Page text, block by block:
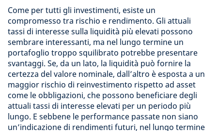
Come per tutti gli investimenti, esiste un
compromesso tra rischio e rendimento. Gli attuali
tassi di interesse sulla liquidità più elevati possono
sembrare interessanti, ma nel lungo termine un
portafoglio troppo squilibrato potrebbe presentare
svantaggi. Se, da un lato, la liquidità può fornire la
certezza del valore nominale, dall’altro è esposta a un
maggior rischio di reinvestimento rispetto ad asset
come le obbligazioni, che possono beneficiare degli
attuali tassi di interesse elevati per un periodo più
lungo. E sebbene le performance passate non siano
un’indicazione di rendimenti futuri, nel lungo termine